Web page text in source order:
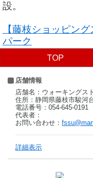
設。
【藤枝ショッピン
パーク
TOP
店舗情報
店舗名：ウォーキングス
住所：静岡県藤枝市駿河
電話番号：054-645-0191
代表者：
お問い合わせ：
詳細表示